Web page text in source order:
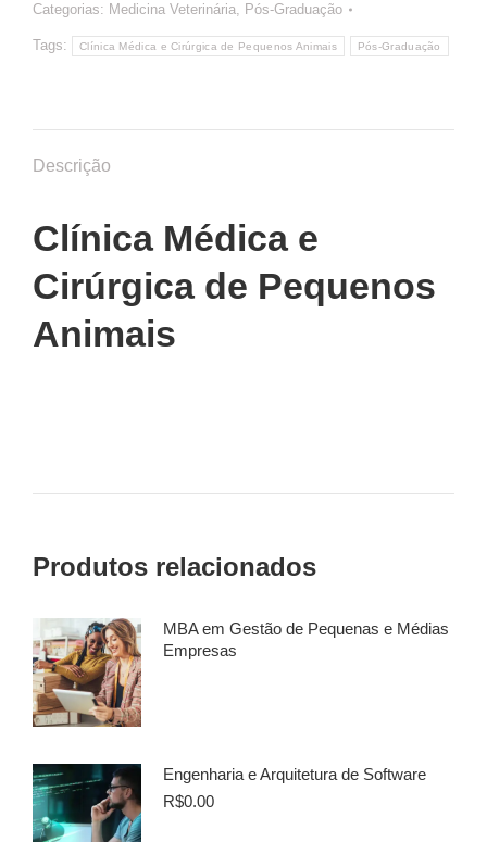
Categorias: Medicina Veterinária, Pós-Graduação
Tags: Clínica Médica e Cirúrgica de Pequenos Animais Pós-Graduação
Descrição
Clínica Médica e
Cirúrgica de Pequenos
Animais
Produtos relacionados
MBA em Gestão de Pequenas e Médias
Empresas
Engenharia e Arquitetura de Software
R$0.00